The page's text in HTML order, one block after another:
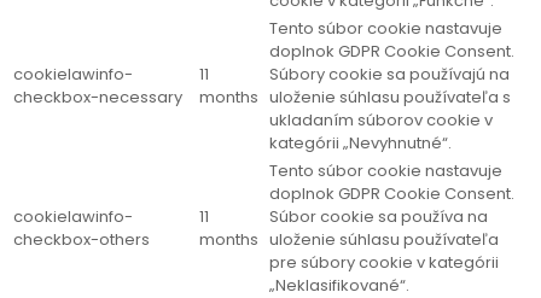
cookielawinfo-
checkbox-necessary
11
months
Tento súbor cookie nastavuje
doplnok GDPR Cookie Consent.
Súbory cookie sa používajú na
uloženie súhlasu používateľa s
ukladaním súborov cookie v
kategórii „Nevyhnutné“.
cookielawinfo-
checkbox-others
11
months
Tento súbor cookie nastavuje
doplnok GDPR Cookie Consent.
Súbor cookie sa používa na
uloženie súhlasu používateľa
pre súbory cookie v kategórii
„Neklasifikované“.